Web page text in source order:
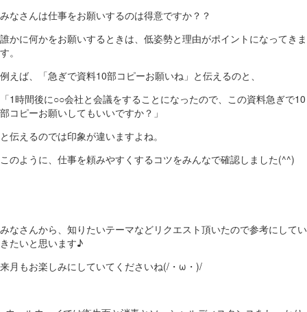
みなさんは仕事をお願いするのは得意ですか？？
誰かに何かをお願いするときは、低姿勢と理由がポイントになってきま
す。
例えば、「急ぎで資料10部コピーお願いね」と伝えるのと、
「1時間後に○○会社と会議をすることになったので、この資料急ぎで10
部コピーお願いしてもいいですか？」
と伝えるのでは印象が違いますよね。
このように、仕事を頼みやすくするコツをみんなで確認しました(^^)
みなさんから、知りたいテーマなどリクエスト頂いたので参考にしてい
きたいと思います♪
来月もお楽しみにしていてくださいね(/・ω・)/